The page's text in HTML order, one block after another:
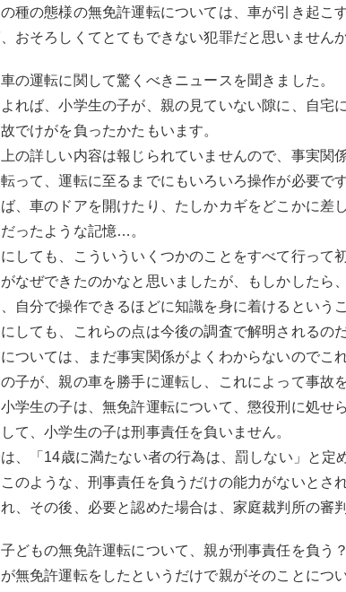
種の態様の無免許運転については、車が引き起
おそろしくてとてもできない犯罪だと思いません
の運転に関して驚くべきニュースを聞きました。
れば、小学生の子が、親の見ていない隙に、自宅
でけがを負ったかたもいます。
の詳しい内容は報じられていませんので、事実関
って、運転に至るまでにもいろいろ操作が必要です
、車のドアを開けたり、たしかカギをどこかに差
ったような記憶…。
しても、こういういくつかのことをすべて行って
なぜできたのかなと思いましたが、もしかしたら
自分で操作できるほどに知識を身に着けるという
しても、これらの点は今後の調査で解明されるの
ついては、まだ事実関係がよくわからないのでこ
子が、親の車を勝手に運転し、これによって事故
学生の子は、無免許運転について、懲役刑に処せ
て、小学生の子は刑事責任を負いません。
、「14歳に満たない者の行為は、罰しない」と定
のような、刑事責任を負うだけの能力がないとさ
、その後、必要と認めた場合は、家庭裁判所の審
どもの無免許運転について、親が刑事責任を負う？
無免許運転をしたというだけで親がそのことにつ